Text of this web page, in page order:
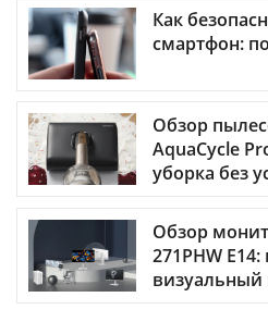
Как
смартфон:
Обзор
AquaCycle
уборка без
Обзор
271PHW